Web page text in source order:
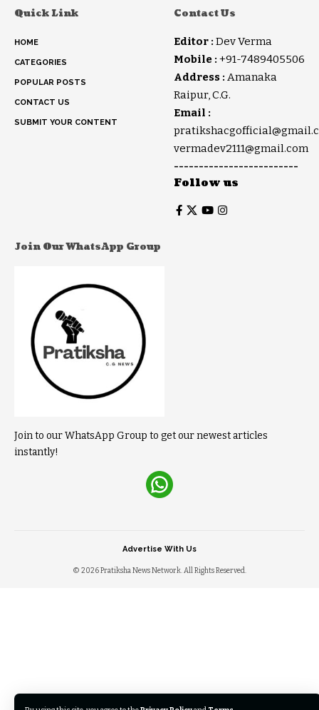
Quick Link
HOME
CATEGORIES
POPULAR POSTS
CONTACT US
SUBMIT YOUR CONTENT
Contact Us
Editor : Dev Verma
Mobile : +91-7489405506
Address : Amanaka
Raipur, C.G.
Email :
vermadev2111@gmail.com
-------------------------
Follow us
Join Our WhatsApp Group
Join to our WhatsApp Group to get our newest articles
instantly!
© 2026 Pratiksha News Network. All Rights Reserved.
Advertise With Us